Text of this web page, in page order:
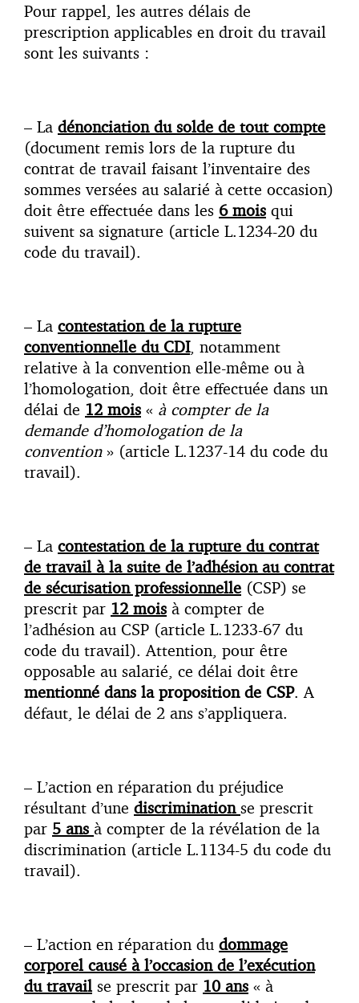
Pour rappel, les autres délais de
prescription applicables en droit du travail
sont les suivants :
– La dénonciation du solde de tout compte
(document remis lors de la rupture du
contrat de travail faisant l’inventaire des
sommes versées au salarié à cette occasion)
doit être effectuée dans les 6 mois qui
suivent sa signature (article L.1234-20 du
code du travail).
– La contestation de la rupture
conventionnelle du CDI, notamment
relative à la convention elle-même ou à
l’homologation, doit être effectuée dans un
délai de 12 mois « à compter de la
demande d’homologation de la
convention » (article L.1237-14 du code du
travail).
– La contestation de la rupture du contrat
de travail à la suite de l’adhésion au contrat
de sécurisation professionnelle (CSP) se
prescrit par 12 mois à compter de
l’adhésion au CSP (article L.1233-67 du
code du travail). Attention, pour être
opposable au salarié, ce délai doit être
mentionné dans la proposition de CSP. A
défaut, le délai de 2 ans s’appliquera.
– L’action en réparation du préjudice
résultant d’une discrimination se prescrit
par 5 ans à compter de la révélation de la
discrimination (article L.1134-5 du code du
travail).
– L’action en réparation du dommage
corporel causé à l’occasion de l’exécution
du travail se prescrit par 10 ans « à